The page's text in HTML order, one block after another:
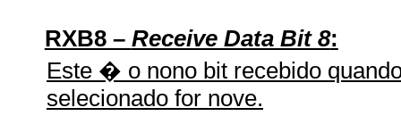
RXB8 – Receive Data Bit 8:
Este � o nono bit recebido
selecionado for nove.